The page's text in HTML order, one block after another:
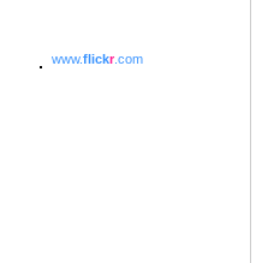
www.flickr.com